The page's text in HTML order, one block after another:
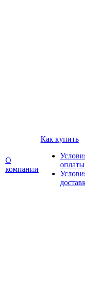
О
компании
Как купить
оплаты